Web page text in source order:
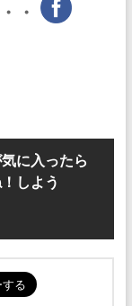
・
に入ったら
しよう